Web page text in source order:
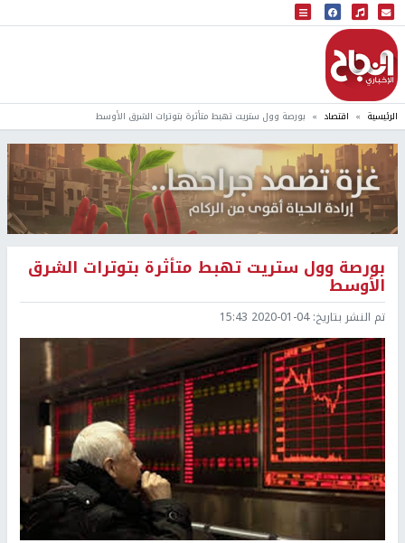
البث المباشر
إذاعة النجاح
الرئيسية اقتصاد بورصة وول ستريت تهبط متأثرة بتوترات الشرق الأوسط
بورصة وول ستريت تهبط متأثرة بتوترات الشرق
الأوسط
تم النشر بتاريخ:2020-01-04 15:43